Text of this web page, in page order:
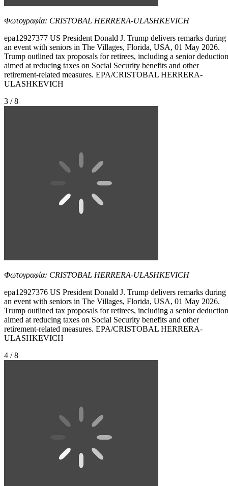
Φωτογραφία: CRISTOBAL HERRERA-ULASHKEVICH
epa12927377 US President Donald J. Trump delivers remarks during
an event with seniors in The Villages, Florida, USA, 01 May 2026.
Trump outlined tax proposals for retirees, including a senior deduction
aimed at reducing taxes on Social Security benefits and other
retirement-related measures. EPA/CRISTOBAL HERRERA-
ULASHKEVICH
3 / 8
Φωτογραφία: CRISTOBAL HERRERA-ULASHKEVICH
epa12927376 US President Donald J. Trump delivers remarks during
an event with seniors in The Villages, Florida, USA, 01 May 2026.
Trump outlined tax proposals for retirees, including a senior deduction
aimed at reducing taxes on Social Security benefits and other
retirement-related measures. EPA/CRISTOBAL HERRERA-
ULASHKEVICH
4 / 8